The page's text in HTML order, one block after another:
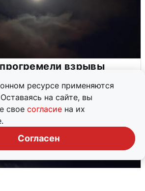
ресурсе применяются
на сайте, вы
свое согласие на их
Согласен
взрывы